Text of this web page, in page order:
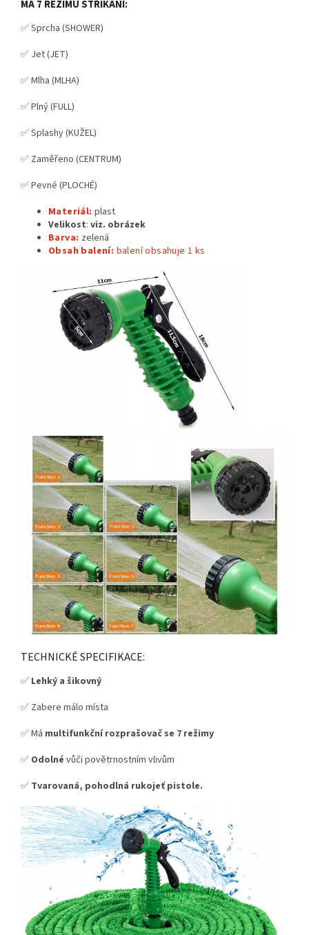
MÁ 7 REŽIMŮ STŘIKÁNÍ:
✅ Sprcha (SHOWER)
✅ Jet (JET)
✅ Mlha (MLHA)
✅ Plný (FULL)
✅ Splashy (KUŽEL)
✅ Zaměřeno (CENTRUM)
✅ Pevné (PLOCHÉ)
Materiál: plast
Velikost: viz. obrázek
Barva: zelená
Obsah balení: balení obsahuje 1 ks
TECHNICKÉ SPECIFIKACE:
✅ Lehký a šikovný
✅ Zabere málo místa
✅ Má multifunkční rozprašovač se 7 režimy
✅ Odolné vůči povětrnostním vlivům
✅ Tvarovaná, pohodlná rukojeť pistole.